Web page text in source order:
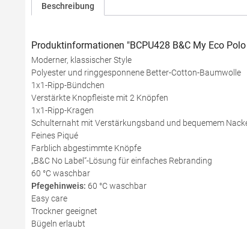
Beschreibung
Produktinformationen "BCPU428 B&C My Eco
Moderner, klassischer Style
Polyester und ringgesponnene Better-Cotton-Baumwolle
1x1-Ripp-Bündchen
Verstärkte Knopfleiste mit 2 Knöpfen
1x1-Ripp-Kragen
Schulternaht mit Verstärkungsband und bequemem
Feines Piqué
Farblich abgestimmte Knöpfe
„B&C No Label“-Lösung für einfaches Rebranding
60 °C waschbar
Pfegehinweis: 60 °C waschbar
Easy care
Trockner geeignet
Bügeln erlaubt